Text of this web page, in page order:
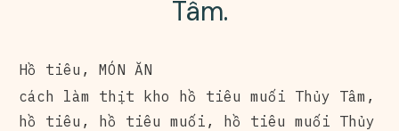
Tâm.
Hồ tiêu , MÓN ĂN
cách làm thịt kho hồ tiêu muối Thủy Tâm ,
hồ tiêu , hồ tiêu muối , hồ tiêu muối Thủy